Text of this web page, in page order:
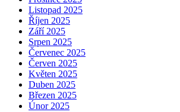
Listopad 2025
Říjen 2025
Září 2025
Srpen 2025
Červenec 2025
Červen 2025
Květen 2025
Duben 2025
Březen 2025
Únor 2025